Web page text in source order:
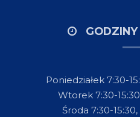
GODZINY
Poniedziałek 7:30-
Wtorek 7:30-
Środa 7:30-15:30,